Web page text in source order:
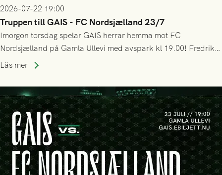
2026-07-22 19:00
Truppen till GAIS - FC Nordsjælland 23/7
Imorgon torsdag spelar GAIS herrar hemma mot FC
Nordsjælland på Gamla Ullevi med avspark kl 19.00! Fredrik
Holmberg och ledarstaben har tagit ut följande trupp till
Läs mer